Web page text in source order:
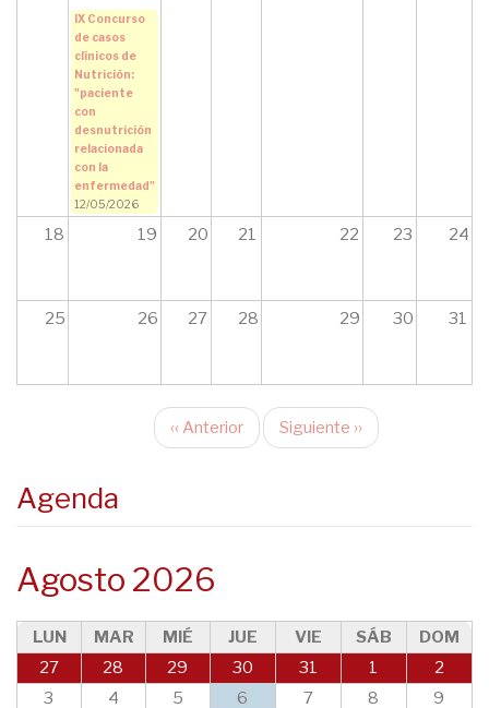
IX Concurso
de casos
clínicos de
Nutrición:
"paciente
con
desnutrición
relacionada
con la
enfermedad"
12/05/2026
18 19 20 21 22 23 24
25 26 27 28 29 30 31
Paginación
‹‹ Anterior Siguiente ››
Agenda
Agosto 2026
LUN MAR MIÉ JUE VIE SÁB
DOM
27
28 29 30 31 1
2
3
4 5 6 7 8
9